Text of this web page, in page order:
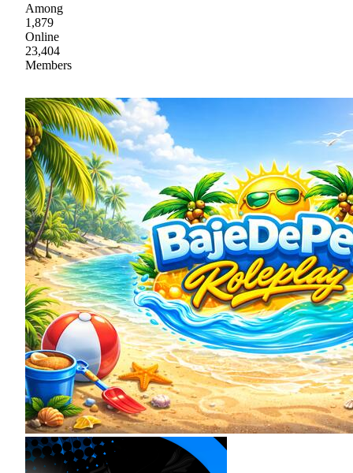
Among
1,879
Online
23,404
Members